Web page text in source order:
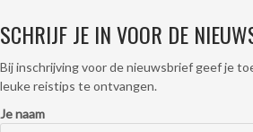
SCHRIJF JE IN VOOR DE
Bij inschrijving voor de nieuwsbrief geef je
leuke reistips te ontvangen.
Je naam